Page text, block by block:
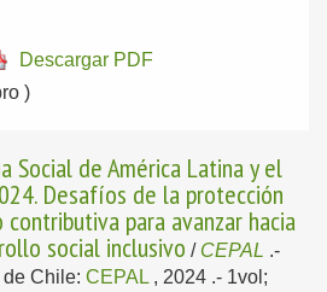
Descargar PDF
)
Social de América Latina y el
Desafíos de la protección
contributiva para avanzar hacia
social inclusivo / CEPAL .-
Chile: CEPAL , 2024 .- 1vol;